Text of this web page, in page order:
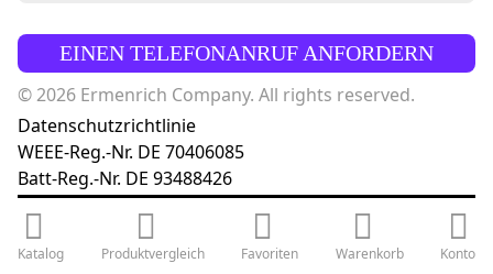
Katalog Produktvergleich Favoriten Warenkorb Konto
EINEN TELEFONANRUF ANFORDERN
© 2026 Ermenrich Company. All rights reserved.
Datenschutzrichtlinie
WEEE-Reg.-Nr. DE 70406085
Batt-Reg.-Nr. DE 93488426